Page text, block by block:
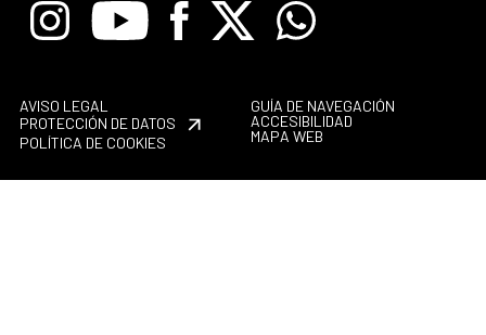
InstagramYoutube Facebook
X Whatsapp
AVISO LEGAL
PROTECCIÓN DE DATOS
POLÍTICA DE COOKIES
GUÍA DE NAVEGACIÓN
ACCESIBILIDAD
MAPA WEB